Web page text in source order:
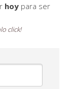
hoy para ser
click!